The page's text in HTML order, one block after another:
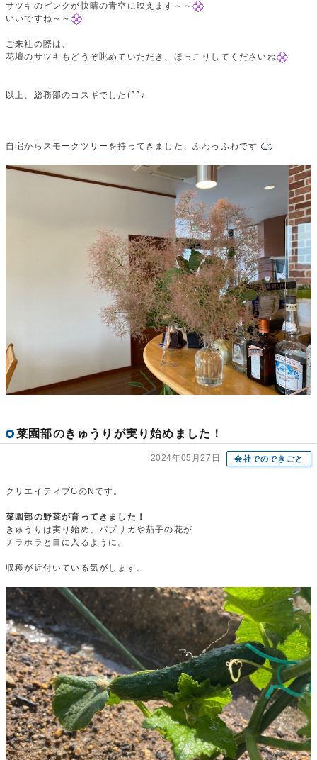
サツキのピンクが快晴の青空に映えます～～
いいですね～～
ご来社の際は、
花壇のサツキもどうぞ眺めていただき、ほっこりしてくださいね
以上、総務部のコスギでした(^^♪
自宅からスモークツリーを持ってきました、ふわっふわです
菜園部のきゅうりが実り始めました！
2024年05月27日 会社でのできごと
クリエイティブGのNです。
菜園部の野菜が育ってきました！
きゅうりは実り始め、パプリカや茄子の花が
チラホラと目に入るように。
収穫が近付いている気がします。